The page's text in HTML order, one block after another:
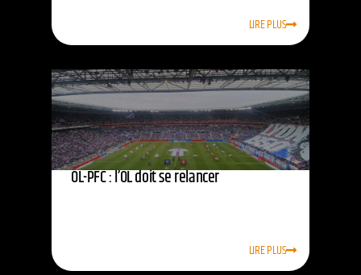
LIRE PLUS
OL-PFC : l’OL doit se relancer
LIRE PLUS